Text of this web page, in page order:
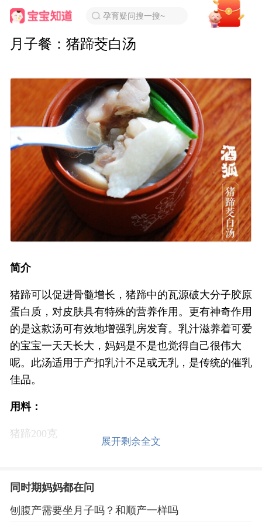
孕育疑问搜一搜~
月子餐：猪蹄茭白汤
简介
猪蹄可以促进骨髓增长，猪蹄中的瓦源破大分子胶原
蛋白质，对皮肤具有特殊的营养作用。更有神奇作用
的是这款汤可有效地增强乳房发育。乳汁滋养着可爱
的宝宝一天天长大，妈妈是不是也觉得自己很伟大
呢。此汤适用于产扣乳汁不足或无乳，是传统的催乳
佳品。
用料：
猪蹄200克
月子酒100克
姜适量
展开剩余全文
同时期妈妈都在问
刨腹产需要坐月子吗？和顺产一样吗